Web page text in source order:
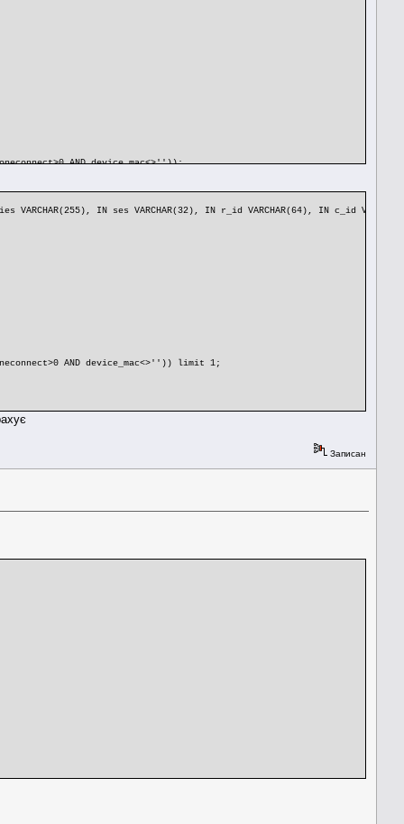
AND device_mac<>''));
device_port=c_ID_m AND (mac=usr_mac OR (oneconnect>0 AND
VARCHAR(255), IN ses VARCHAR(32), IN r_id VARCHAR(64), IN c_id
(oneconnect>0 AND device_mac<>'')) limit 1;
Записан